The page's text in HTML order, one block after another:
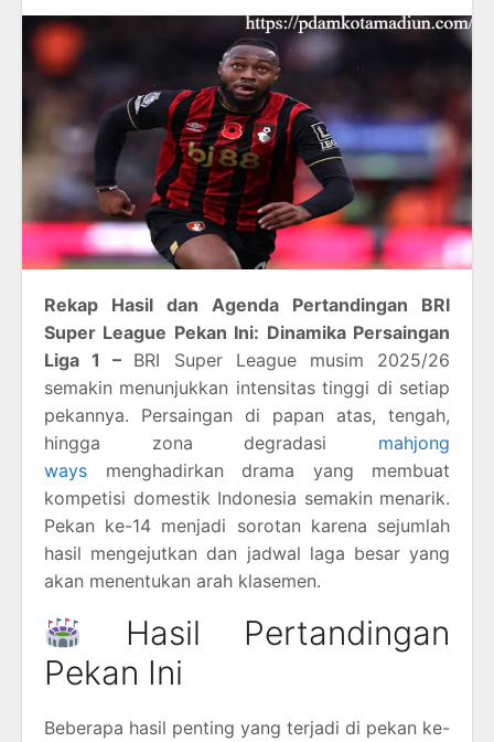
Rekap Hasil dan Agenda Pertandingan BRI
Super League Pekan Ini: Dinamika Persaingan
Liga 1 – BRI Super League musim 2025/26
semakin menunjukkan intensitas tinggi di setiap
pekannya. Persaingan di papan atas, tengah,
hingga zona degradasi mahjong
ways menghadirkan drama yang membuat
kompetisi domestik Indonesia semakin menarik.
Pekan ke-14 menjadi sorotan karena sejumlah
hasil mengejutkan dan jadwal laga besar yang
akan menentukan arah klasemen.
Hasil Pertandingan
Pekan Ini
Beberapa hasil penting yang terjadi di pekan ke-